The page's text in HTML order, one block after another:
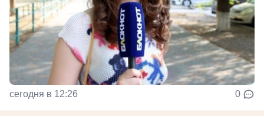
сегодня в 12:26 0